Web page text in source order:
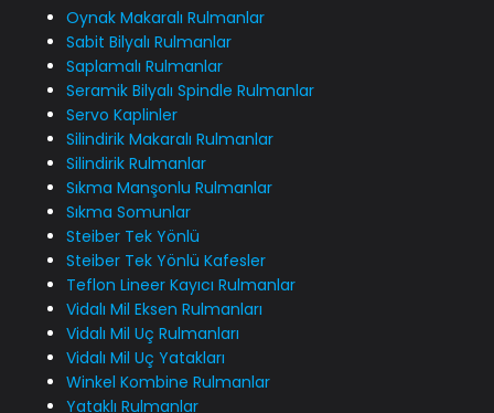
Oynak Makaralı Rulmanlar
Sabit Bilyalı Rulmanlar
Saplamalı Rulmanlar
Seramik Bilyalı Spindle Rulmanlar
Servo Kaplinler
Silindirik Makaralı Rulmanlar
Silindirik Rulmanlar
Sıkma Manşonlu Rulmanlar
Sıkma Somunlar
Steiber Tek Yönlü
Steiber Tek Yönlü Kafesler
Teflon Lineer Kayıcı Rulmanlar
Vidalı Mil Eksen Rulmanları
Vidalı Mil Uç Rulmanları
Vidalı Mil Uç Yatakları
Winkel Kombine Rulmanlar
Yataklı Rulmanlar